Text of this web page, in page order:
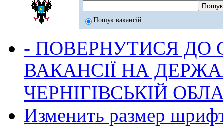
Пошук вакансій
- ПОВЕРНУТИСЯ ДО
ВАКАНСІЇ НА
ЧЕРНІГІВСЬКІЙ
Изменить размер